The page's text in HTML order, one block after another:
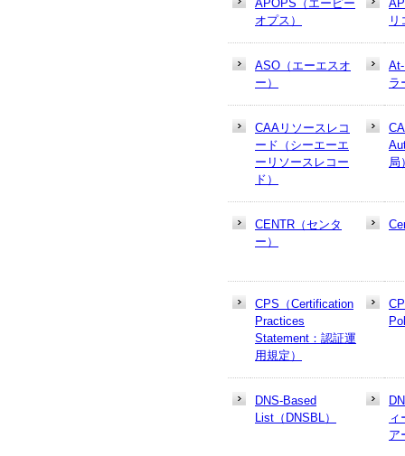
APOPS（エーピー
オプス）
リ
ASO（エーエスオ
ー）
ラ
CAAリソースレコ
ード（シーエーエ
ーリソースレコー
ド）
局
CENTR（センタ
ー）
CPS（Certification
Practices
Statement：認証運
用規定）
DNS-Based
List（DNSBL）
ィ
ア